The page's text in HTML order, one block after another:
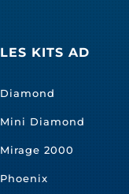
LES KITS AD
Diamond
Mini Diamond
Mirage 2000
Phoenix